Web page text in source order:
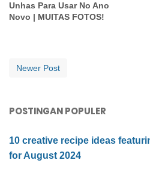
Unhas Para Usar No Ano
Novo | MUITAS FOTOS!
Newer Post
POSTINGAN POPULER
10 creative recipe ideas
for August 2024